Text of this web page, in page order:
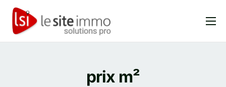
Produits
prix m²